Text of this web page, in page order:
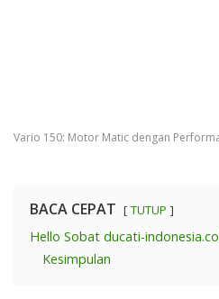
Vario 150: Motor Matic dengan
BACA CEPAT TUTUP
Hello Sobat ducati-
Kesimpulan